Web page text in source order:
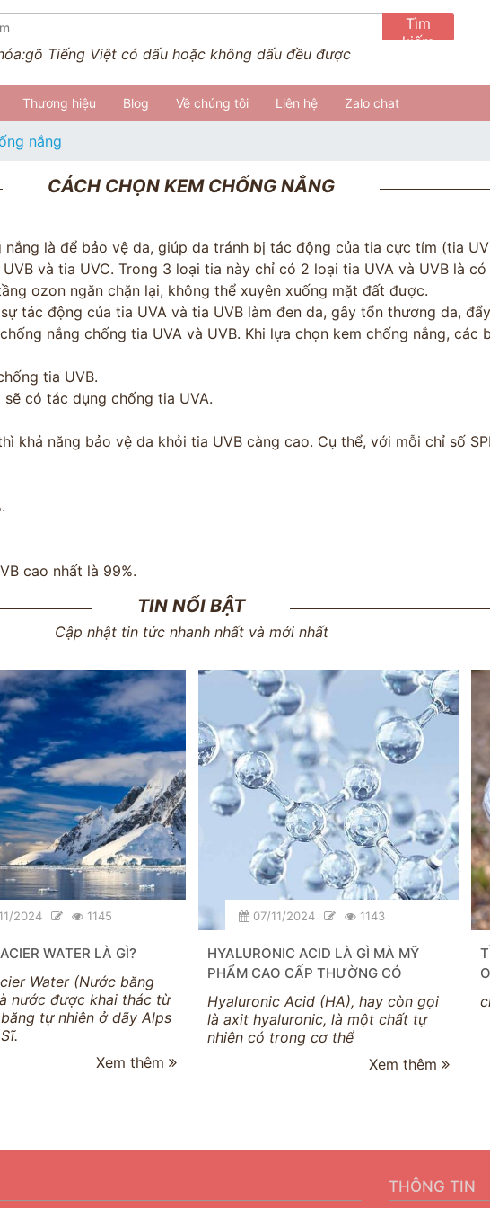
Tìm
kiếm
gõ Tiếng Việt có dấu hoặc không dấu đều được
Thương hiệu Blog Về chúng tôi Liên hệ Zalo chat
nắng
CÁCH CHỌN KEM CHỐNG NẮNG
nắng là để bảo vệ da, giúp da tránh bị tác động của tia cực tím (tia
và tia UVC. Trong 3 loại tia này chỉ có 2 loại tia UVA và UVB là
ozon ngăn chặn lại, không thể xuyên xuống mặt đất được.
tác động của tia UVA và tia UVB làm đen da, gây tổn thương da,
nắng chống tia UVA và UVB. Khi lựa chọn kem chống nắng, các
tia UVB.
có tác dụng chống tia UVA.
khả năng bảo vệ da khỏi tia UVB càng cao. Cụ thể, với mỗi chỉ số
cao nhất là 99%.
TIN NỔI BẬT
Cập nhật tin tức nhanh nhất và mới nhất
2024 1145
WATER LÀ GÌ?
Water (Nước băng
nước được khai thác từ
tự nhiên ở dãy Alps
Xem thêm
07/11/2024 1143
HYALURONIC ACID LÀ GÌ MÀ MỸ
PHẨM CAO CẤP THƯỜNG CÓ
Hyaluronic Acid (HA), hay còn gọi
là axit hyaluronic, là một chất tự
nhiên có trong cơ thể
Xem thêm
THÔNG TIN